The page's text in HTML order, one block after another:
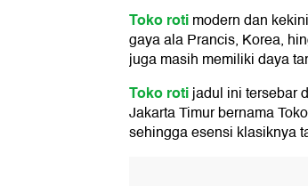
Toko rotimodern dan
gaya ala Prancis, Korea,
juga masih memiliki daya
Toko rotijadul ini tersebar
Jakarta Timur bernama
sehingga esensi klasiknya